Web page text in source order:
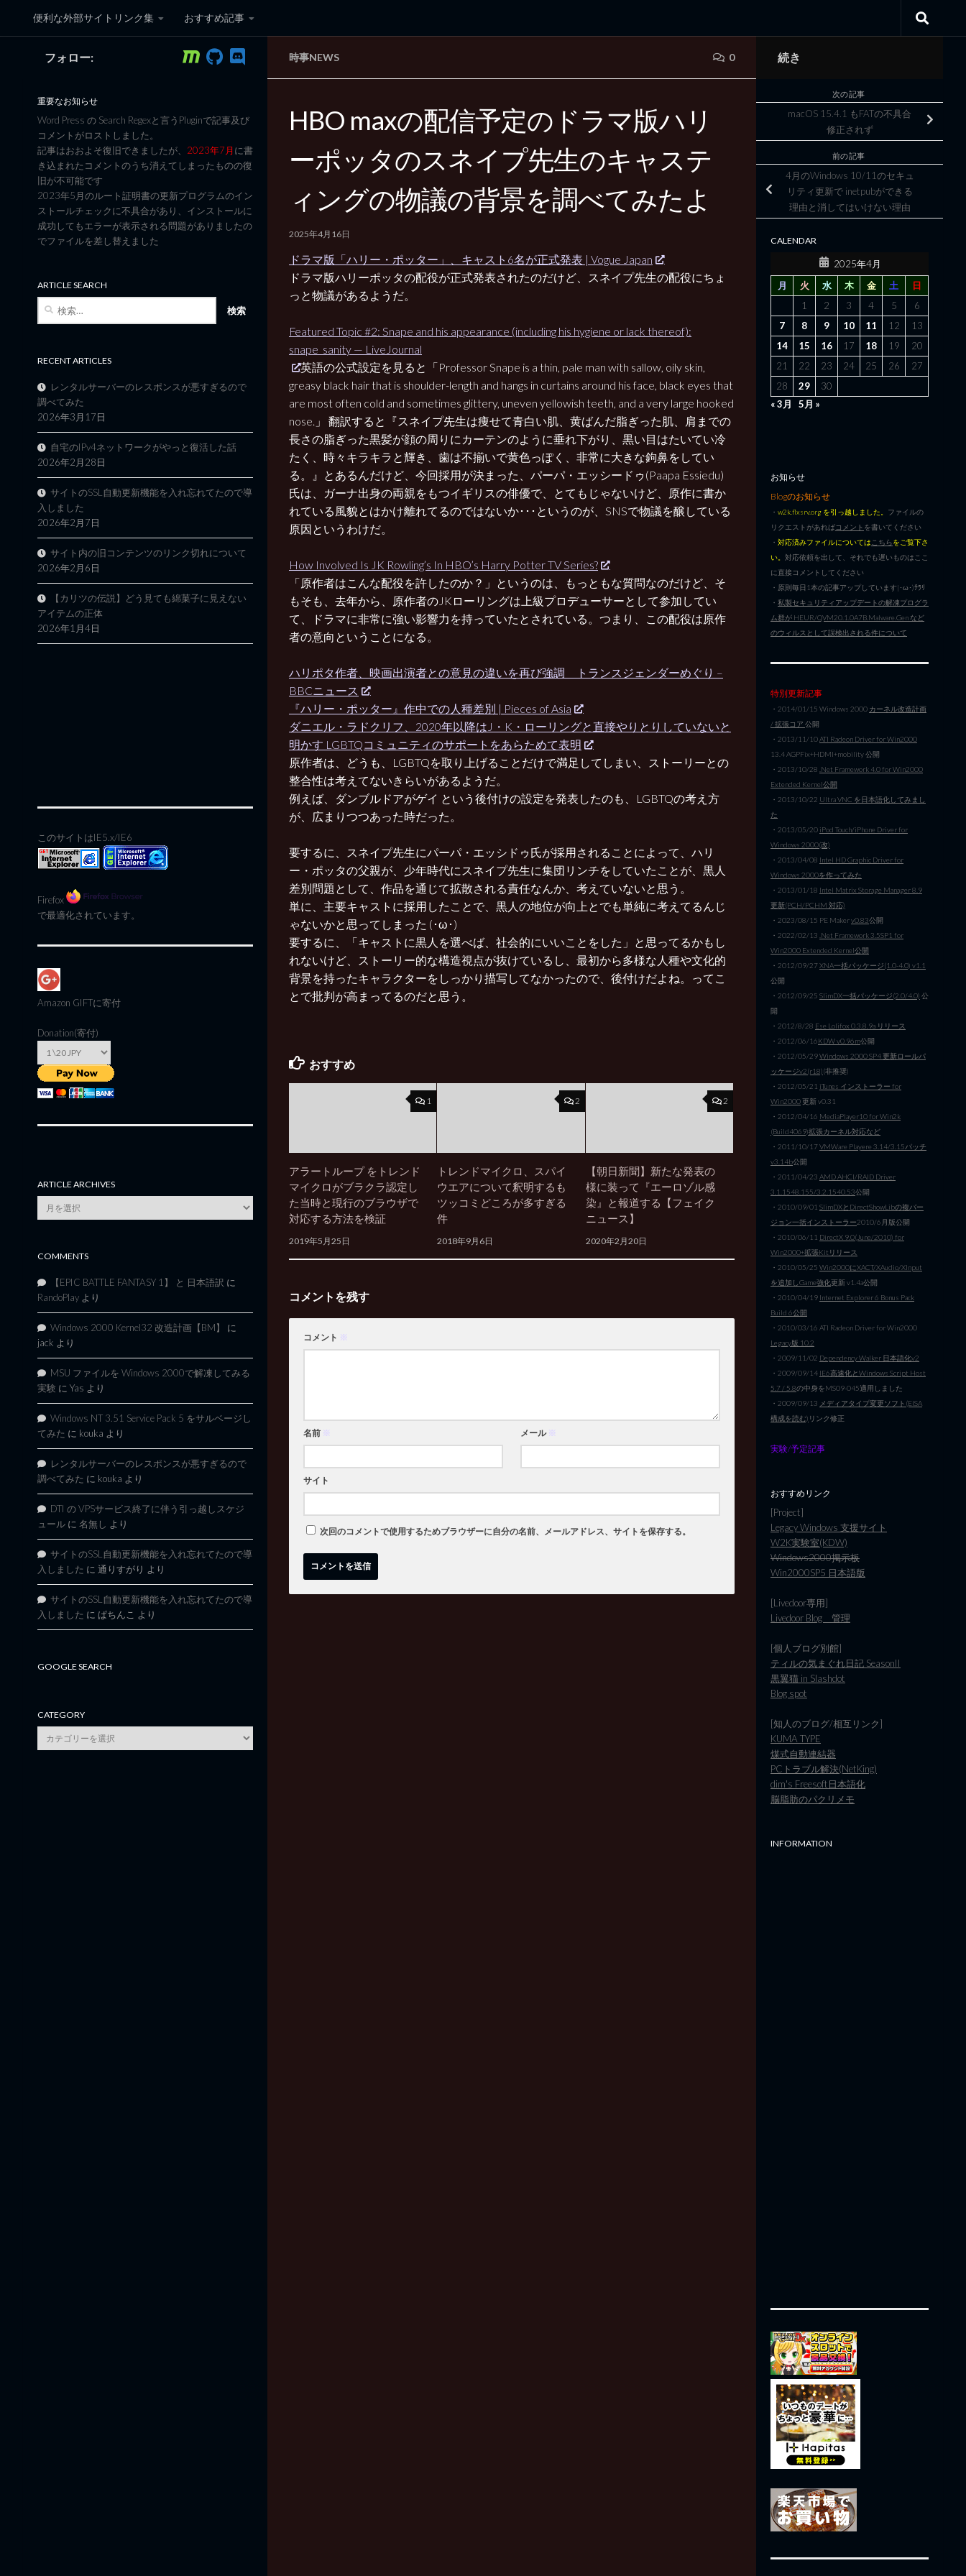
コンテンツへスキップ
便利な外部サイトリンク集 おすすめ記事
黒翼猫のコンピュータ日記 3rd Edition
時事NEWS 0
HBO maxの配信予定のドラマ版ハリ
ーポッタのスネイプ先生のキャステ
ィングの物議の背景を調べてみたよ
2025年4月16日
ドラマ版「ハリー・ポッター」、キャスト6名が正式発表 | Vogue Japan
ドラマ版ハリーポッタの配役が正式発表されたのだけど、スネイプ先生の配役にちょ
っと物議があるようだ。
Featured Topic #2: Snape and his appearance (including his hygiene or lack thereof):
snape_sanity — LiveJournal
英語の公式設定を見ると「Professor Snape is a thin, pale man with sallow, oily skin,
greasy black hair that is shoulder-length and hangs in curtains around his face, black eyes that
are most often cold and sometimes glittery, uneven yellowish teeth, and a very large hooked
nose.」 翻訳すると『スネイプ先生は痩せて青白い肌、黄ばんだ脂ぎった肌、肩までの
長さの脂ぎった黒髪が顔の周りにカーテンのように垂れ下がり、黒い目はたいてい冷
たく、時々キラキラと輝き、歯は不揃いで黄色っぽく、非常に大きな鉤鼻をしてい
る。』とあるんだけど、今回採用が決まった、パーパ・エッシードゥ(Paapa Essiedu)
氏は、ガーナ出身の両親をもつイギリスの俳優で、とてもじゃないけど、原作に書か
れている風貌とはかけ離れてるのではないか･･･というのが、SNSで物議を醸している
原因というわけだ。
How Involved Is JK Rowling’s In HBO’s Harry Potter TV Series?
「原作者はこんな配役を許したのか？」というのは、もっともな質問なのだけど、そ
もそも、去年から、原作者のJKローリングは上級プロデューサーとして参加してい
て、ドラマに非常に強い影響力を持っていたとされている。つまり、この配役は原作
者の意向ということになる。
ハリポタ作者、映画出演者との意見の違いを再び強調 トランスジェンダーめぐり –
BBCニュース
『ハリー・ポッター』作中での人種差別 | Pieces of Asia
ダニエル・ラドクリフ、2020年以降はJ・K・ローリングと直接やりとりしていないと
明かす LGBTQコミュニティのサポートをあらためて表明
原作者は、どうも、LGBTQを取り上げることだけで満足してしまい、ストーリーとの
整合性は考えてないきらいがあるようだ。
例えば、ダンブルドアがゲイ という後付けの設定を発表したのも、LGBTQの考え方
が、広まりつつあった時だった。
要するに、スネイプ先生にパーパ・エッシドゥ氏が採用されることによって、ハリ
ー・ポッタの父親が、少年時代にスネイプ先生に集団リンチをしていたことが、黒人
差別問題として、作品を通じて拡散される責任なんか、考えていないと思う。
単に、主要キャストに採用したことで、黒人の地位が向上とでも単純に考えてるんじ
ゃないかと思ってしまった (･ω･)
要するに、「キャストに黒人を選べば、社会的にいいことをした」と思ってるかもし
れないけど、ストーリー的な構造視点が抜けているし、最初から多様な人種や文化的
背景を持ったキャラクターをしっかり描写してなかったので、後付けだよね。ってこ
とで批判が高まってるのだと思う。
おすすめ
1
アラートループ をトレンド
マイクロがブラクラ認定し
た当時と現行のブラウザで
対応する方法を検証
2019年5月25日
2
トレンドマイクロ、スパイ
ウエアについて釈明するも
ツッコミどころが多すぎる
件
2018年9月6日
2
【朝日新聞】新たな発表の
様に装って『エーロゾル感
染』と報道する【フェイク
ニュース】
2020年2月20日
コメントを残す
コメント ※
名前 ※ メール ※
サイト
次回のコメントで使用するためブラウザーに自分の名前、メールアドレス、サイトを保存する。
フォロー:
重要なお知らせ
Word Press の Search Regexと言うPluginで記事及び
コメントがロストしました。
記事はおおよそ復旧できましたが、 2023年7月に書
き込まれたコメントのうち消えてしまったものの復
旧が不可能です
2023年5月のルート証明書の更新プログラムのイン
ストールチェックに不具合があり、インストールに
成功してもエラーが表示される問題がありましたの
でファイルを差し替えました
ARTICLE SEARCH
RECENT ARTICLES
レンタルサーバーのレスポンスが悪すぎるので
調べてみた
2026年3月17日
自宅のIPv4ネットワークがやっと復活した話
2026年2月28日
サイトのSSL自動更新機能を入れ忘れてたので導
入しました
2026年2月7日
サイト内の旧コンテンツのリンク切れについて
2026年2月6日
【カリツの伝説】どう見ても綿菓子に見えない
アイテムの正体
2026年1月4日
このサイトはIE5.x/IE6
Firefox
で最適化されています。
Amazon GIFTに寄付
Donation(寄付)
ARTICLE ARCHIVES
Article
Archives
COMMENTS
【EPIC BATTLE FANTASY 1】 と 日本語訳 に
RandoPlay より
Windows 2000 Kernel32 改造計画【BM】
に
jack より
MSU ファイルを Windows 2000で解凍してみる
実験 に Yas より
Windows NT 3.51 Service Pack 5 をサルベージし
てみた に kouka より
レンタルサーバーのレスポンスが悪すぎるので
調べてみた に kouka より
DTI の VPSサービス終了に伴う引っ越しスケジ
ュール に 名無し より
サイトのSSL自動更新機能を入れ忘れてたので導
入しました に 通りすがり より
サイトのSSL自動更新機能を入れ忘れてたので導
入しました に ぱちんこ より
GOOGLE SEARCH
CATEGORY
category
続き
次の記事
macOS 15.4.1 もFATの不具合
修正されず
前の記事
4月のWindows 10/11のセキュ
リティ更新で inetpubができる
理由と消してはいけない理由
CALENDAR
2025年4月
月
火 水 木 金 土
日
1
2 3 4 5
6
7
8 9 10 11 12
13
14
15 16 17 18 19
20
21
22 23 24 25 26
27
28
29
30
« 3月
5月 »
お知らせ
Blogのお知らせ
・ w2k.flxsrv.org を引っ越しました。 ファイルの
リクエストがあればコメント を書いてください
・ 対応済みファイルについては こちらをご覧下さ
い。 対応依頼を出して、それでも遅いものはここ
に直接コメントしてください
・原則毎日1本の記事アップしています|･ω･)ﾁﾗﾘ
・ 私製セキュリティアップデートの解凍プログラ
ム群が HEUR/QVM20.1.0A7B.Malware.Gen など
のウィルスとして誤検出される件について
特別更新記事
・2014/01/15 Windows 2000 カーネル改造計画
/ 拡張コア 公開
・2013/11/10ATI Radeon Driver for Win2000
13.4 AGPFix+HDMI+mobility 公開
・2013/10/28 .Net Framework 4.0 for Win2000
Extended Kernel公開
・2013/10/22 Ultra VNC を日本語化してみまし
た
・2013/05/20 iPod Touch/iPhone Driver for
Windows 2000(改)
・2013/04/08 Intel HD Graphic Driver for
Windows 2000を作ってみた
・2013/01/18 Intel Matrix Storage Manager 8.9
更新(PCH/PCHM 対応)
・2023/08/15 PE Makerv0.83公開
・2022/02/13 .Net Framework 3.5SP1 for
Win2000 Extended Kernel公開
・2012/09/27XNA一括パッケージ(1.0-4.0) v1.1
公開
・2012/09/25 SlimDX一括パッケージ(2.0/4.0) 公
開
・2012/8/28 Ese Lolifox 0.3.8.9a リリース
・2012/06/16KDW v0.96m公開
・2012/05/29Windows 2000 SP4 更新ロールパ
ッケージv2(r18)(非推奨)
・2012/05/21 iTunes インストーラー for
Win2000更新 v0.31
・2012/04/16 MediaPlayer10 for Win2k
(Build4069)拡張カーネル対応など
・2011/10/17VMWare Playere 3.14/3.15パッチ
v3.14b公開
・2011/04/23 AMD AHCI/RAID Driver
3.1.1548.155/3.2.1540.53公開
・2010/09/01 SlimDXとDirectShowLibの複バー
ジョン一括インストーラー2010/6月版公開
・2010/06/11 DirectX 9.0(June/2010) for
Win2000+拡張Kitリリース
・2010/05/25 Win2000にXACT/XAudio/XInput
を追加しGame強化更新 v1.4a公開
・2010/04/19 Internet Explorer 6 Bonus Pack
Build 6公開
・2010/03/16 ATI Radeon Driver for Win2000
Legacy版 10.2
・2009/11/02 Dependency Walker 日本語化v2
・2009/09/14 IE6高速化とWindows Script Host
5.7 / 5.8の中身をMS09-045適用しました
・2009/09/13 メディアタイプ変更ソフト(EISA
構成を読む) リンク修正
実験/予定記事
おすすめリンク
[Project]
Legacy Windows 支援サイト
W2K実験室(KDW)
Windows2000掲示板
Win2000SP5 日本語版
[Livedoor専用]
Livedoor Blog 管理
[個人ブログ別館]
ティルの気まぐれ日記 SeasonII
黒翼猫 in Slashdot
Blog spot
[知人のブログ/相互リンク]
KUMA TYPE
煤式自動連結器
PCトラブル解決(NetKing)
dim's Freesoft日本語化
脳脂肪のパクリメモ
INFORMATION